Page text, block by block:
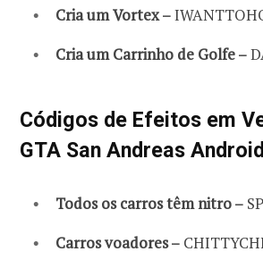
Cria um Vortex –
Cria um Carrinho de Golfe –
Códigos de Efeitos em
GTA San Andreas Android
Todos os carros têm nitro –
Carros voadores –